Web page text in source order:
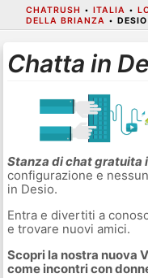
CHATRUSH • ITALIA •
DELLA BRIANZA • DESIO
Chatta in
Stanza di chat gratuita
configurazione e
in Desio.
Entra e divertiti a
e trovare nuovi amici.
Scopri la nostra nuova
come incontri con